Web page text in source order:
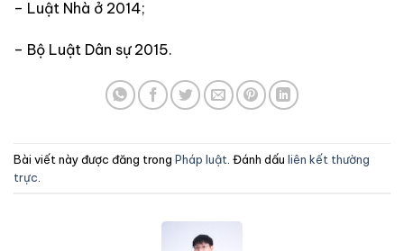
– Luật Nhà ở 2014;
– Bộ Luật Dân sự 2015.
Bài viết này được đăng trong Pháp luật . Đánh dấu liên kết thường
trực